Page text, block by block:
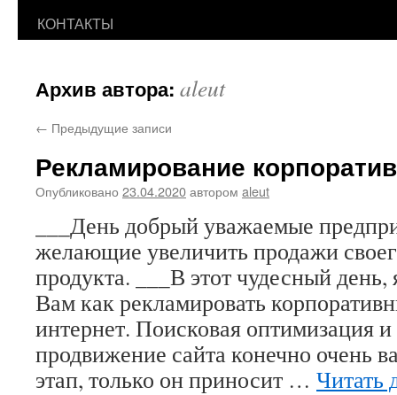
содержимому
КОНТАКТЫ
Архив автора: aleut
← Предыдущие записи
Рекламирование
Опубликовано 23.04.2020автором aleut
___День добрый уважаемые
желающие увеличить продажи
продукта. ___В этот чудесный день,
Вам как рекламировать
интернет. Поисковая оптимизация
продвижение сайта конечно очень
этап, только он приносит … Читать